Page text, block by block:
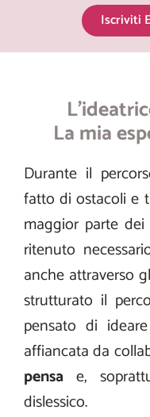
Iscriviti
La mia
Durante il
fatto di ostacoli e
maggior parte
ritenuto
anche attraverso
strutturato il
pensato di
affiancata da
pensa e,
dislessico.